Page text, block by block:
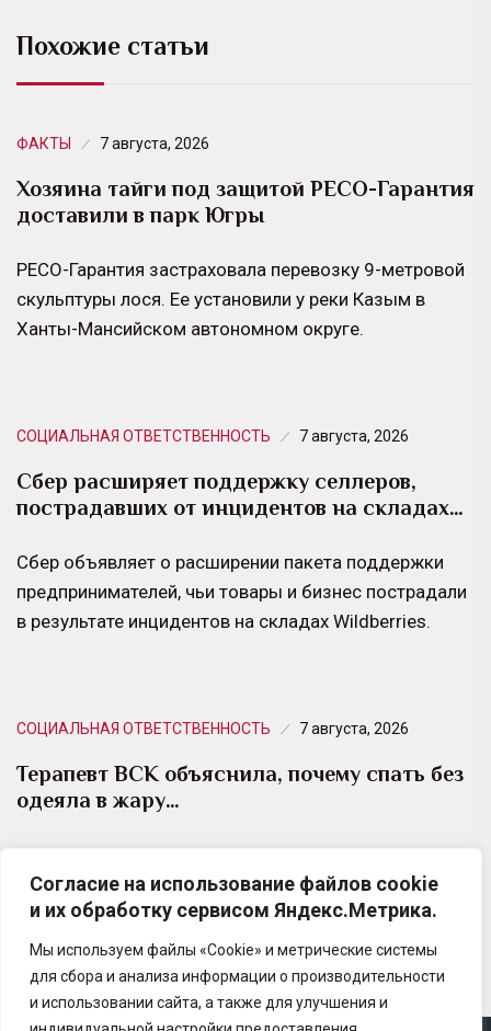
Согласие на использование файлов cookie
и их обработку сервисом Яндекс.Метрика.
Мы используем файлы «Cookie» и метрические системы
для сбора и анализа информации о производительности
и использовании сайта, а также для улучшения и
Похожие статьи
ФАКТЫ 7 августа, 2026
Хозяина тайги под защитой РЕСО-Гарантия
доставили в парк Югры
РЕСО-Гарантия застраховала перевозку 9-метровой
скульптуры лося. Ее установили у реки Казым в
Ханты-Мансийском автономном округе.
СОЦИАЛЬНАЯ ОТВЕТСТВЕННОСТЬ 7 августа, 2026
Сбер расширяет поддержку селлеров,
пострадавших от инцидентов на складах…
Сбер объявляет о расширении пакета поддержки
предпринимателей, чьи товары и бизнес пострадали
в результате инцидентов на складах Wildberries.
СОЦИАЛЬНАЯ ОТВЕТСТВЕННОСТЬ 7 августа, 2026
Терапевт ВСК объяснила, почему спать без
одеяла в жару…
С наступлением лета многие люди совершают одну
и ту же ошибку — пытаются спастись от жары,
полностью отказываясь от любого текстиля…